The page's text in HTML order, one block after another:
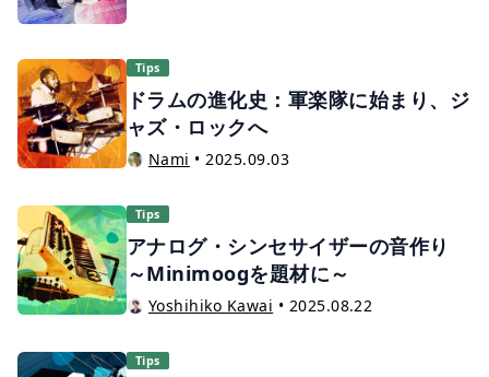
Tips
ドラムの進化史：軍楽隊に始まり、ジ
ャズ・ロックへ
Nami • 2025.09.03
Tips
アナログ・シンセサイザーの音作り
～Minimoogを題材に～
Yoshihiko Kawai • 2025.08.22
Tips